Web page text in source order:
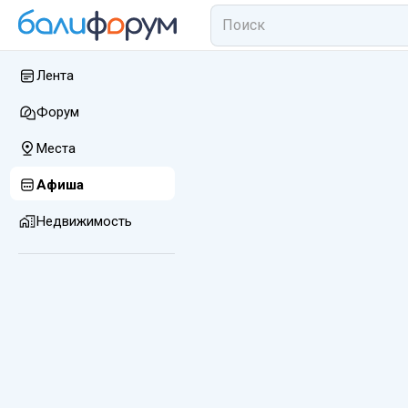
Лента
Форум
Места
Афиша
Недвижимость